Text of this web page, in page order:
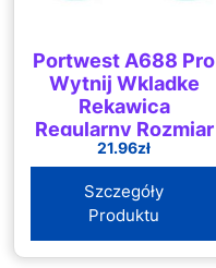
Portwest A688 Pro
Wytnij Wkladke
Rekawica
Regularny Rozmiar
Xl Żółty
21.96zł
Szczegóły
Produktu